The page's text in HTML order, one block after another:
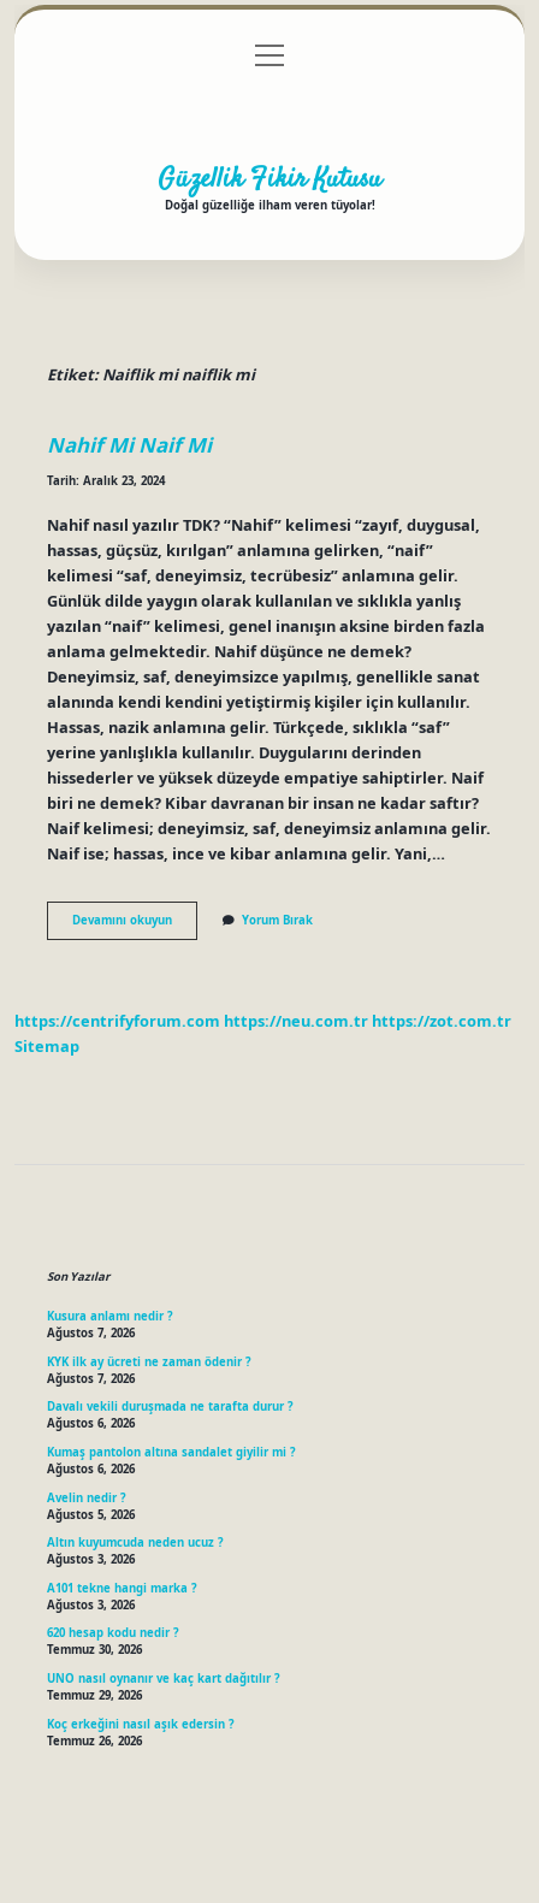
Gizlilik Politikası
menüyü
aç
Güzellik Fikir Kutusu
Doğal güzelliğe ilham veren tüyolar!
Etiket:Naiflik mi naiflik mi
Nahif Mi Naif Mi
Tarih: Aralık 23, 2024
Nahif nasıl yazılır TDK? “Nahif” kelimesi “zayıf, duygusal,
hassas, güçsüz, kırılgan” anlamına gelirken, “naif”
kelimesi “saf, deneyimsiz, tecrübesiz” anlamına gelir.
Günlük dilde yaygın olarak kullanılan ve sıklıkla yanlış
yazılan “naif” kelimesi, genel inanışın aksine birden fazla
anlama gelmektedir. Nahif düşünce ne demek?
Deneyimsiz, saf, deneyimsizce yapılmış, genellikle sanat
alanında kendi kendini yetiştirmiş kişiler için kullanılır.
Hassas, nazik anlamına gelir. Türkçede, sıklıkla “saf”
yerine yanlışlıkla kullanılır. Duygularını derinden
hissederler ve yüksek düzeyde empatiye sahiptirler. Naif
biri ne demek? Kibar davranan bir insan ne kadar saftır?
Naif kelimesi; deneyimsiz, saf, deneyimsiz anlamına gelir.
Naif ise; hassas, ince ve kibar anlamına gelir. Yani,…
Devamını okuyunNahif
Mi
Yorum Bırak
https://centrifyforum.com https://neu.com.tr https://zot.com.tr
Sitemap
Son Yazılar
Kusura anlamı nedir ?
Ağustos 7, 2026
KYK ilk ay ücreti ne zaman ödenir ?
Ağustos 7, 2026
Davalı vekili duruşmada ne tarafta durur ?
Ağustos 6, 2026
Kumaş pantolon altına sandalet giyilir mi ?
Ağustos 6, 2026
Avelin nedir ?
Ağustos 5, 2026
Altın kuyumcuda neden ucuz ?
Ağustos 3, 2026
A101 tekne hangi marka ?
Ağustos 3, 2026
620 hesap kodu nedir ?
Temmuz 30, 2026
UNO nasıl oynanır ve kaç kart dağıtılır ?
Temmuz 29, 2026
Koç erkeğini nasıl aşık edersin ?
Temmuz 26, 2026